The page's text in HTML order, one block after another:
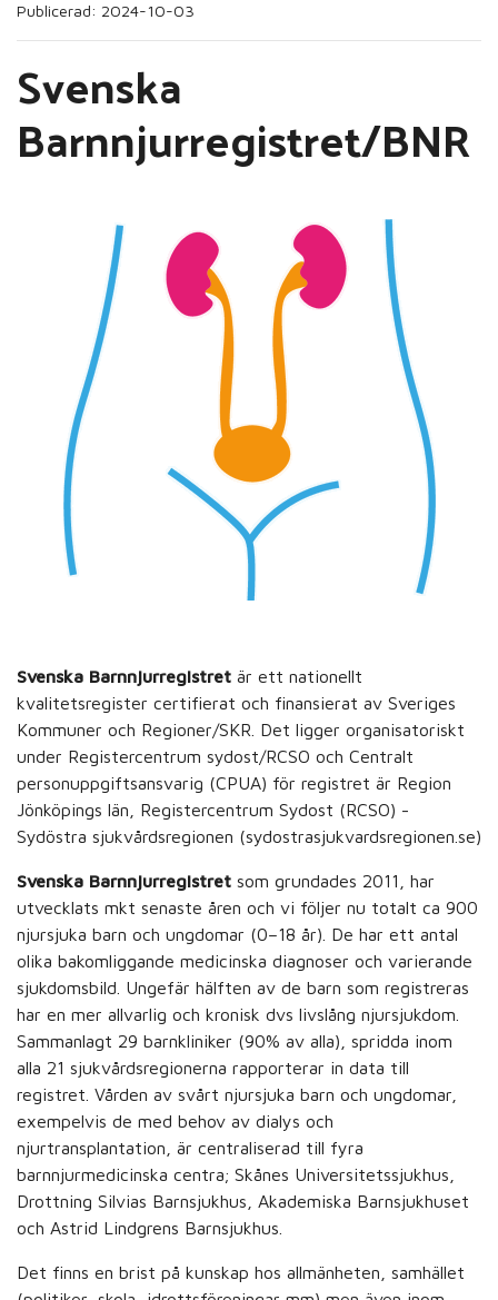
Publicerad: 2024-10-03
Svenska
Barnnjurregistret/BNR
Svenska Barnnjurregistret är ett nationellt
kvalitetsregister certifierat och finansierat av Sveriges
Kommuner och Regioner/SKR. Det ligger organisatoriskt
under Registercentrum sydost/RCSO och Centralt
personuppgiftsansvarig (CPUA) för registret är Region
Jönköpings län, Registercentrum Sydost (RCSO) -
Sydöstra sjukvårdsregionen (sydostrasjukvardsregionen.se)
Svenska Barnnjurregistret som grundades 2011, har
utvecklats mkt senaste åren och vi följer nu totalt ca 900
njursjuka barn och ungdomar (0–18 år). De har ett antal
olika bakomliggande medicinska diagnoser och varierande
sjukdomsbild. Ungefär hälften av de barn som registreras
har en mer allvarlig och kronisk dvs livslång njursjukdom.
Sammanlagt 29 barnkliniker (90% av alla), spridda inom
alla 21 sjukvårdsregionerna rapporterar in data till
registret. Vården av svårt njursjuka barn och ungdomar,
exempelvis de med behov av dialys och
njurtransplantation, är centraliserad till fyra
barnnjurmedicinska centra; Skånes Universitetssjukhus,
Drottning Silvias Barnsjukhus, Akademiska Barnsjukhuset
och Astrid Lindgrens Barnsjukhus.
Det finns en brist på kunskap hos allmänheten, samhället